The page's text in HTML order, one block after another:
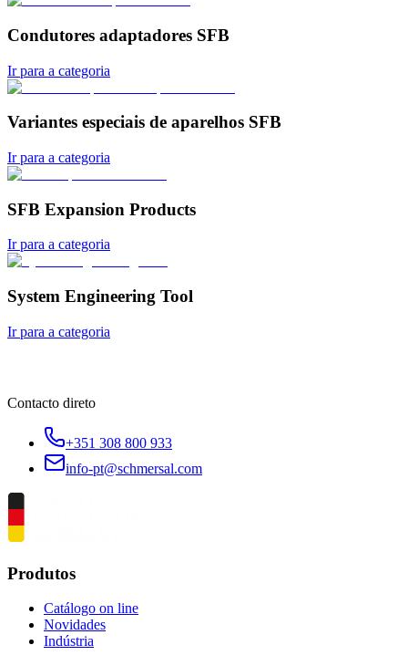
Condutores adaptadores SFB
Ir para a categoria
Variantes especiais de aparelhos SFB
Ir para a categoria
SFB Expansion Products
Ir para a categoria
System Engineering Tool
Ir para a categoria
Contacto direto
+351 308 800 933
info-pt@schmersal.com
Produtos
Catálogo on line
Novidades
Indústria